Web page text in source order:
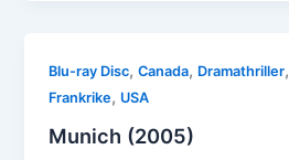
Blu-ray Disc,Canada, Dramathriller,
Frankrike, USA
Munich (2005)